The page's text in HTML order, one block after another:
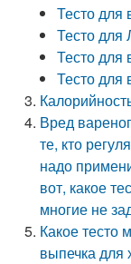
Тесто для
Тесто для
Тесто для
Тесто для
Вред
те, кто
надо
вот, какое
многие не
Какое тесто
выпечка